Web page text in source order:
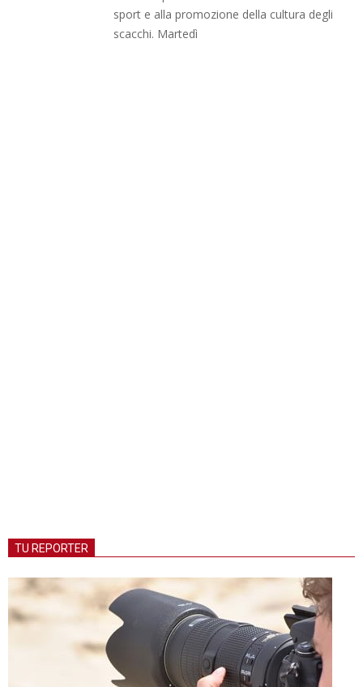
sport e alla promozione della cultura degli
scacchi. Martedì
TU REPORTER